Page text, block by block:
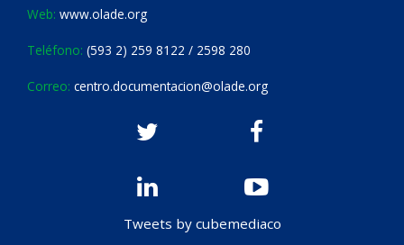
Web: www.olade.org
Teléfono: (593 2) 259 8122 / 2598 280
Correo: centro.documentacion@olade.org
Tweets by cubemediaco